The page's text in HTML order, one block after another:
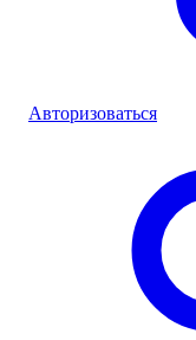
Авторизоваться